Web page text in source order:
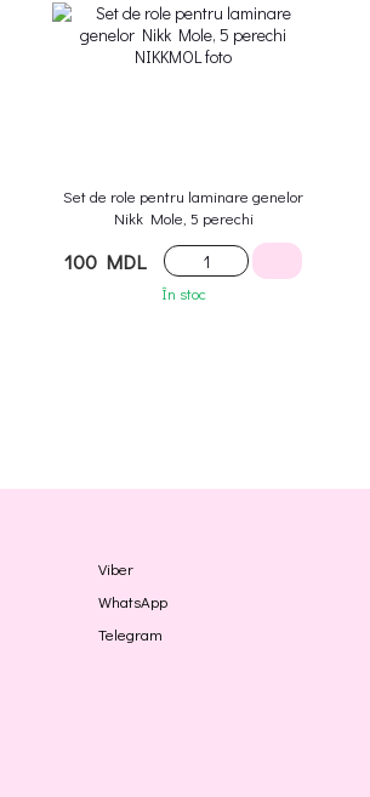
Set de role pentru laminare genelor
Nikk Mole, 5 perechi
100 MDL
În stoc
Viber
WhatsApp
Telegram